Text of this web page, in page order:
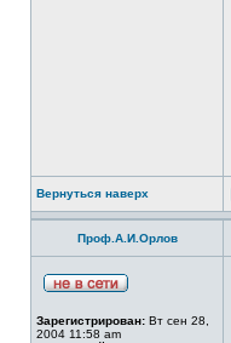
Вернуться наверх
Проф.А.И.Орлов
Зарегистрирован: Вт сен 28,
2004 11:58 am